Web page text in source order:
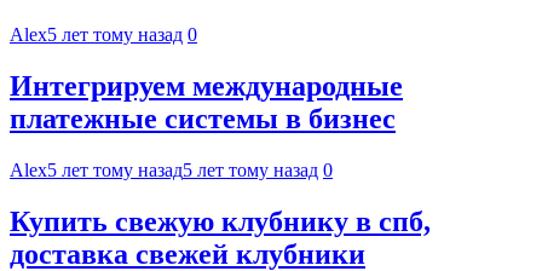
Alex5 лет тому назад 0
Интегрируем международные
платежные системы в бизнес
Alex5 лет тому назад5 лет тому назад 0
Купить свежую клубнику в спб,
доставка свежей клубники